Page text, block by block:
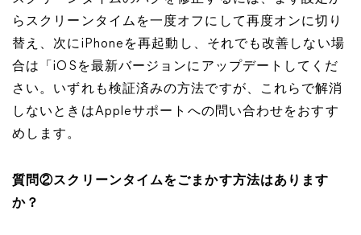
らスクリーンタイムを一度オフにして再度オンに切り
替え、次にiPhoneを再起動し、それでも改善しない場
合は「iOSを最新バージョンにアップデートしてくだ
さい。いずれも検証済みの方法ですが、これらで解消
しないときはAppleサポートへの問い合わせをおすす
めします。
質問②スクリーンタイムをごまかす方法はあります
か？